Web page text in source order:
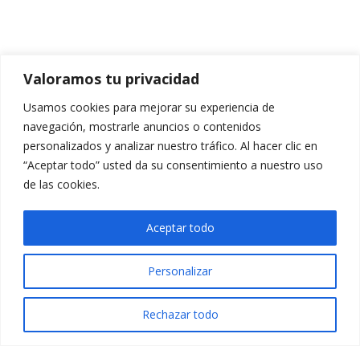
Valoramos tu privacidad
Usamos cookies para mejorar su experiencia de
navegación, mostrarle anuncios o contenidos
personalizados y analizar nuestro tráfico. Al hacer clic en
“Aceptar todo” usted da su consentimiento a nuestro uso
de las cookies.
Personalizar
Rechazar todo
Aceptar todo